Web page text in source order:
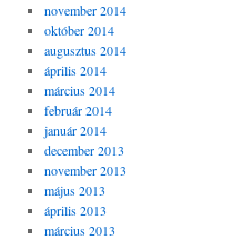
november 2014
október 2014
augusztus 2014
április 2014
március 2014
február 2014
január 2014
december 2013
november 2013
május 2013
április 2013
március 2013